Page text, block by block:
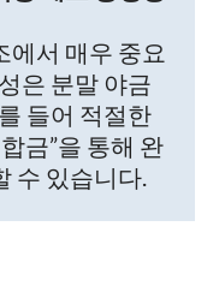
에서 매우 중요
은 분말 야금
들어 적절한
금”을 통해 완
수 있습니다.